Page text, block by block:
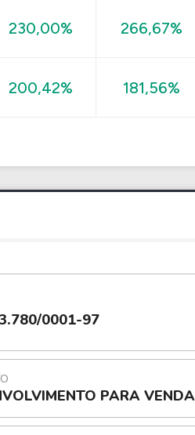
230,00% 266,67%
200,42% 181,56%
0001-97
PARA VENDA